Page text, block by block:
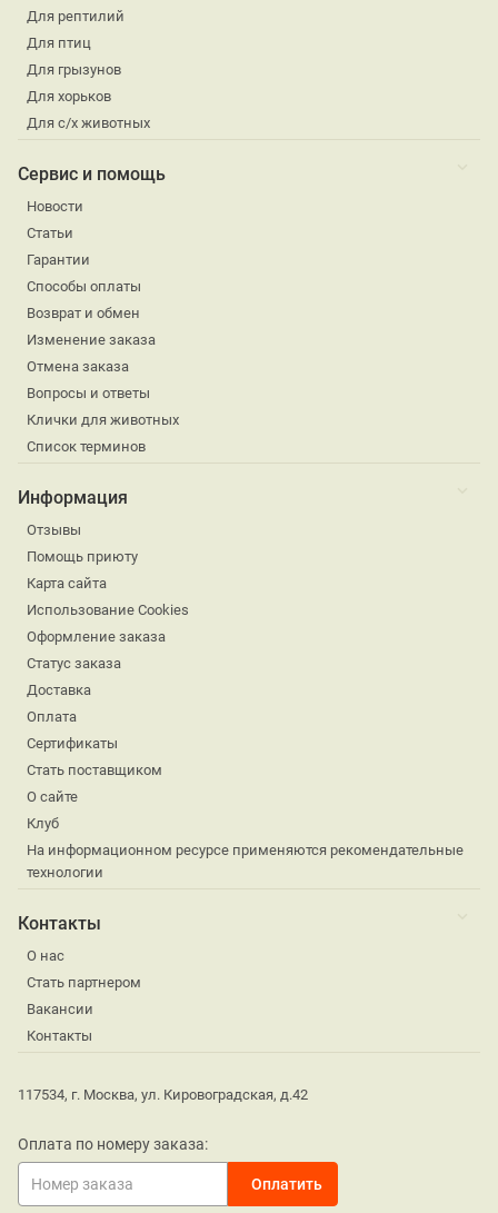
Для рептилий
Для птиц
Для грызунов
Для хорьков
Для с/х животных
Сервис и помощь
Новости
Статьи
Гарантии
Способы оплаты
Возврат и обмен
Изменение заказа
Отмена заказа
Вопросы и ответы
Клички для животных
Список терминов
Информация
Отзывы
Помощь приюту
Карта сайта
Использование Cookies
Оформление заказа
Статус заказа
Доставка
Оплата
Сертификаты
Стать поставщиком
О сайте
Клуб
На информационном ресурсе применяются рекомендательные
технологии
Контакты
О нас
Стать партнером
Вакансии
Контакты
117534, г. Москва, ул. Кировоградская, д.42
Оплата по номеру заказа: